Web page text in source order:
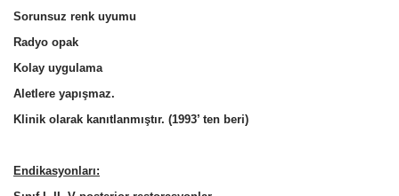
Sorunsuz renk uyumu
Radyo opak
Kolay uygulama
Aletlere yapışmaz.
Klinik olarak kanıtlanmıştır. (1993’ ten beri)
Endikasyonları: